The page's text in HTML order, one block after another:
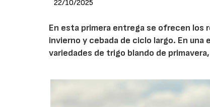
22/10/2025
En esta primera entrega se ofrecen los
invierno y cebada de ciclo largo. En
variedades de trigo blando de